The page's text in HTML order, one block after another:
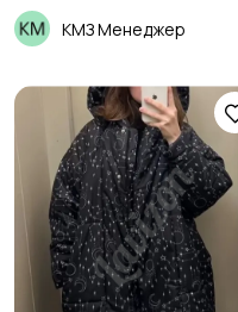
КМЗ Менеджер